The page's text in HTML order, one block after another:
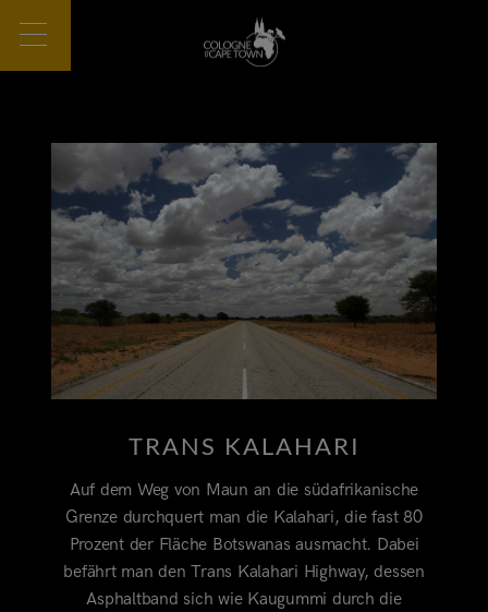
TRANS KALAHARI
Auf dem Weg von Maun an die südafrikanische
Grenze durchquert man die Kalahari, die fast 80
Prozent der Fläche Botswanas ausmacht. Dabei
befährt man den Trans Kalahari Highway, dessen
Asphaltband sich wie Kaugummi durch die